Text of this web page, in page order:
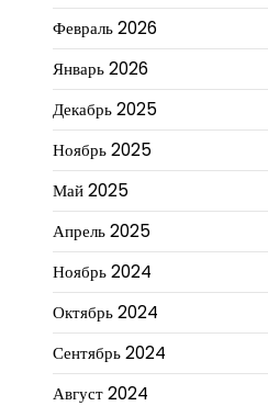
Февраль 2026
Январь 2026
Декабрь 2025
Ноябрь 2025
Май 2025
Апрель 2025
Ноябрь 2024
Октябрь 2024
Сентябрь 2024
Август 2024